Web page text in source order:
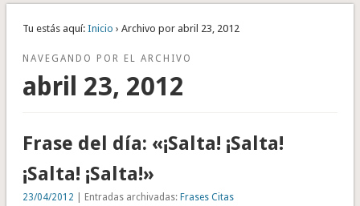
Tu estás aquí: Inicio › Archivo por abril 23, 2012
NAVEGANDO POR EL ARCHIVO
abril 23, 2012
Frase del día: «¡Salta! ¡Salta!
¡Salta! ¡Salta!»
23/04/2012 | Entradas archivadas: Frases Citas